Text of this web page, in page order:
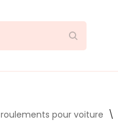
roulements pour voiture \